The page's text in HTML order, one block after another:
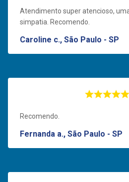
Atendimento super atencioso,
simpatia. Recomendo.
Caroline c., São Paulo - SP
Recomendo.
Fernanda a., São Paulo - SP